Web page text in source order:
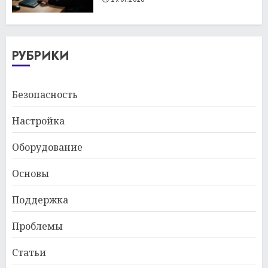
РУБРИКИ
Безопасность
Настройка
Оборудование
Основы
Поддержка
Проблемы
Статьи